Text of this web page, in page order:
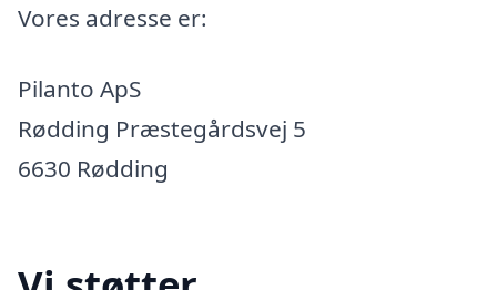
Vores adresse er:
Pilanto ApS
Rødding Præstegårdsvej 5
6630 Rødding